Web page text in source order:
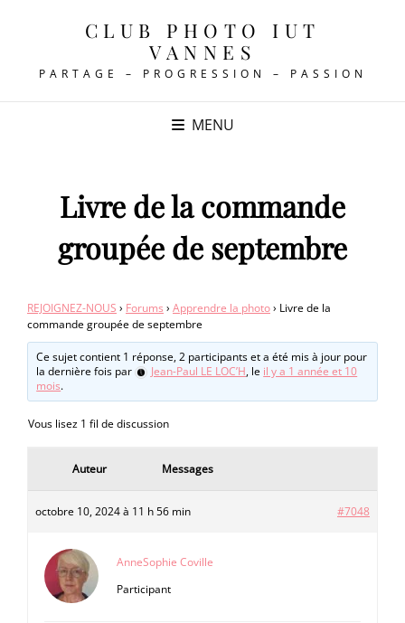
CLUB PHOTO IUT
VANNES
PARTAGE – PROGRESSION – PASSION
MENU
Livre de la commande
groupée de septembre
REJOIGNEZ-NOUS › Forums › Apprendre la photo› Livre de la
commande groupée de septembre
Ce sujet contient 1 réponse, 2 participants et a été mis à jour pour
la dernière fois par
Jean-Paul LE LOC’H, le il y a 1 année et 10
mois.
Vous lisez 1 fil de discussion
Auteur Messages
octobre 10, 2024 à 11 h 56 min #7048
AnneSophie Coville
Participant